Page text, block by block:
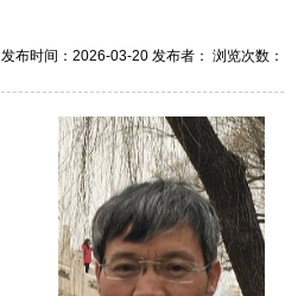
发布时间：2026-03-20 发布者： 浏览次数：